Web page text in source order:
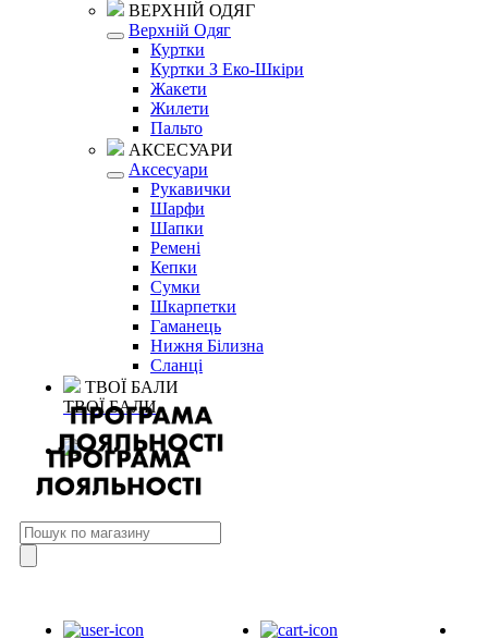
ВЕРХНІЙ ОДЯГ
Верхній Одяг
Куртки
Куртки З Еко-Шкіри
Жакети
Жилети
Пальто
АКСЕСУАРИ
Аксесуари
Рукавички
Шарфи
Шапки
Ремені
Кепки
Сумки
Шкарпетки
Гаманець
Нижня Білизна
Сланці
ТВОЇ БАЛИ
ТВОЇ БАЛИ